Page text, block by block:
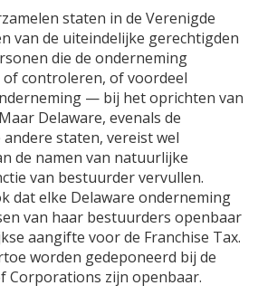
staten in de Verenigde
van de uiteindelijke gerechtigden
die de onderneming
controleren, of voordeel
— bij het oprichten van
Delaware, evenals de
staten, vereist wel
de namen van natuurlijke
van bestuurder vervullen.
dat elke Delaware onderneming
van haar bestuurders openbaar
aangifte voor de Franchise Tax.
worden gedeponeerd bij de
Corporations zijn openbaar.